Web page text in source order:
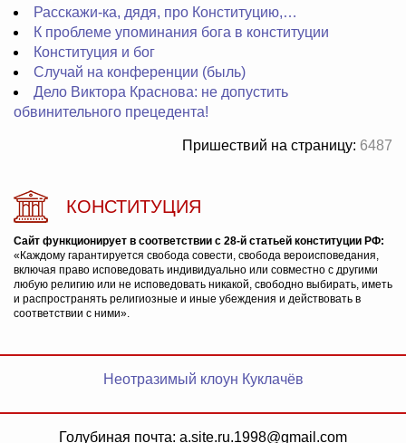
Расскажи-ка, дядя, про Конституцию,…
К проблеме упоминания бога в конституции
Конституция и бог
Случай на конференции (быль)
Дело Виктора Краснова: не допустить
обвинительного прецедента!
Пришествий на страницу: 6487
КОНСТИТУЦИЯ
Сайт функционирует в соответствии с 28-й статьей конституции РФ:
«Каждому гарантируется свобода совести, свобода вероисповедания,
включая право исповедовать индивидуально или совместно с другими
любую религию или не исповедовать никакой, свободно выбирать, иметь
и распространять религиозные и иные убеждения и действовать в
соответствии с ними».
Неотразимый клоун Куклачёв
Голубиная почта: a.site.ru.1998@gmail.com